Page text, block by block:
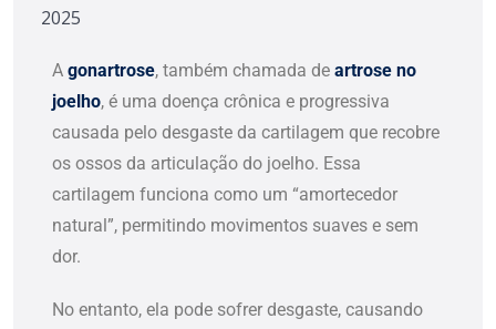
2025
A gonartrose, também chamada de artrose no
joelho, é uma doença crônica e progressiva
causada pelo desgaste da cartilagem que recobre
os ossos da articulação do joelho. Essa
cartilagem funciona como um “amortecedor
natural”, permitindo movimentos suaves e sem
dor.
No entanto, ela pode sofrer desgaste, causando